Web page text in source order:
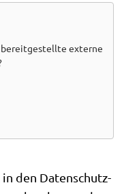
externe
den Datenschutz-